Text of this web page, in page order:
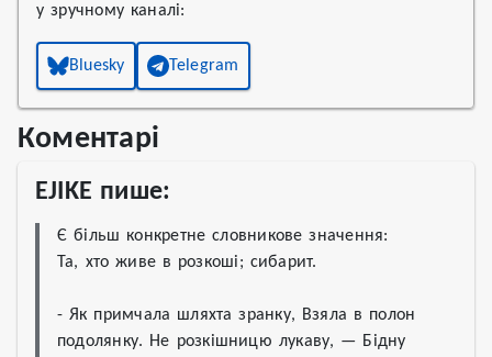
у зручному каналі:
Bluesky Telegram
Коментарі
EJIKE пише:
Є більш конкретне словникове значення:
Та, хто живе в розкоші; сибарит.
- Як примчала шляхта зранку, Взяла в полон
подолянку. Не розкішницю лукаву, — Бідну